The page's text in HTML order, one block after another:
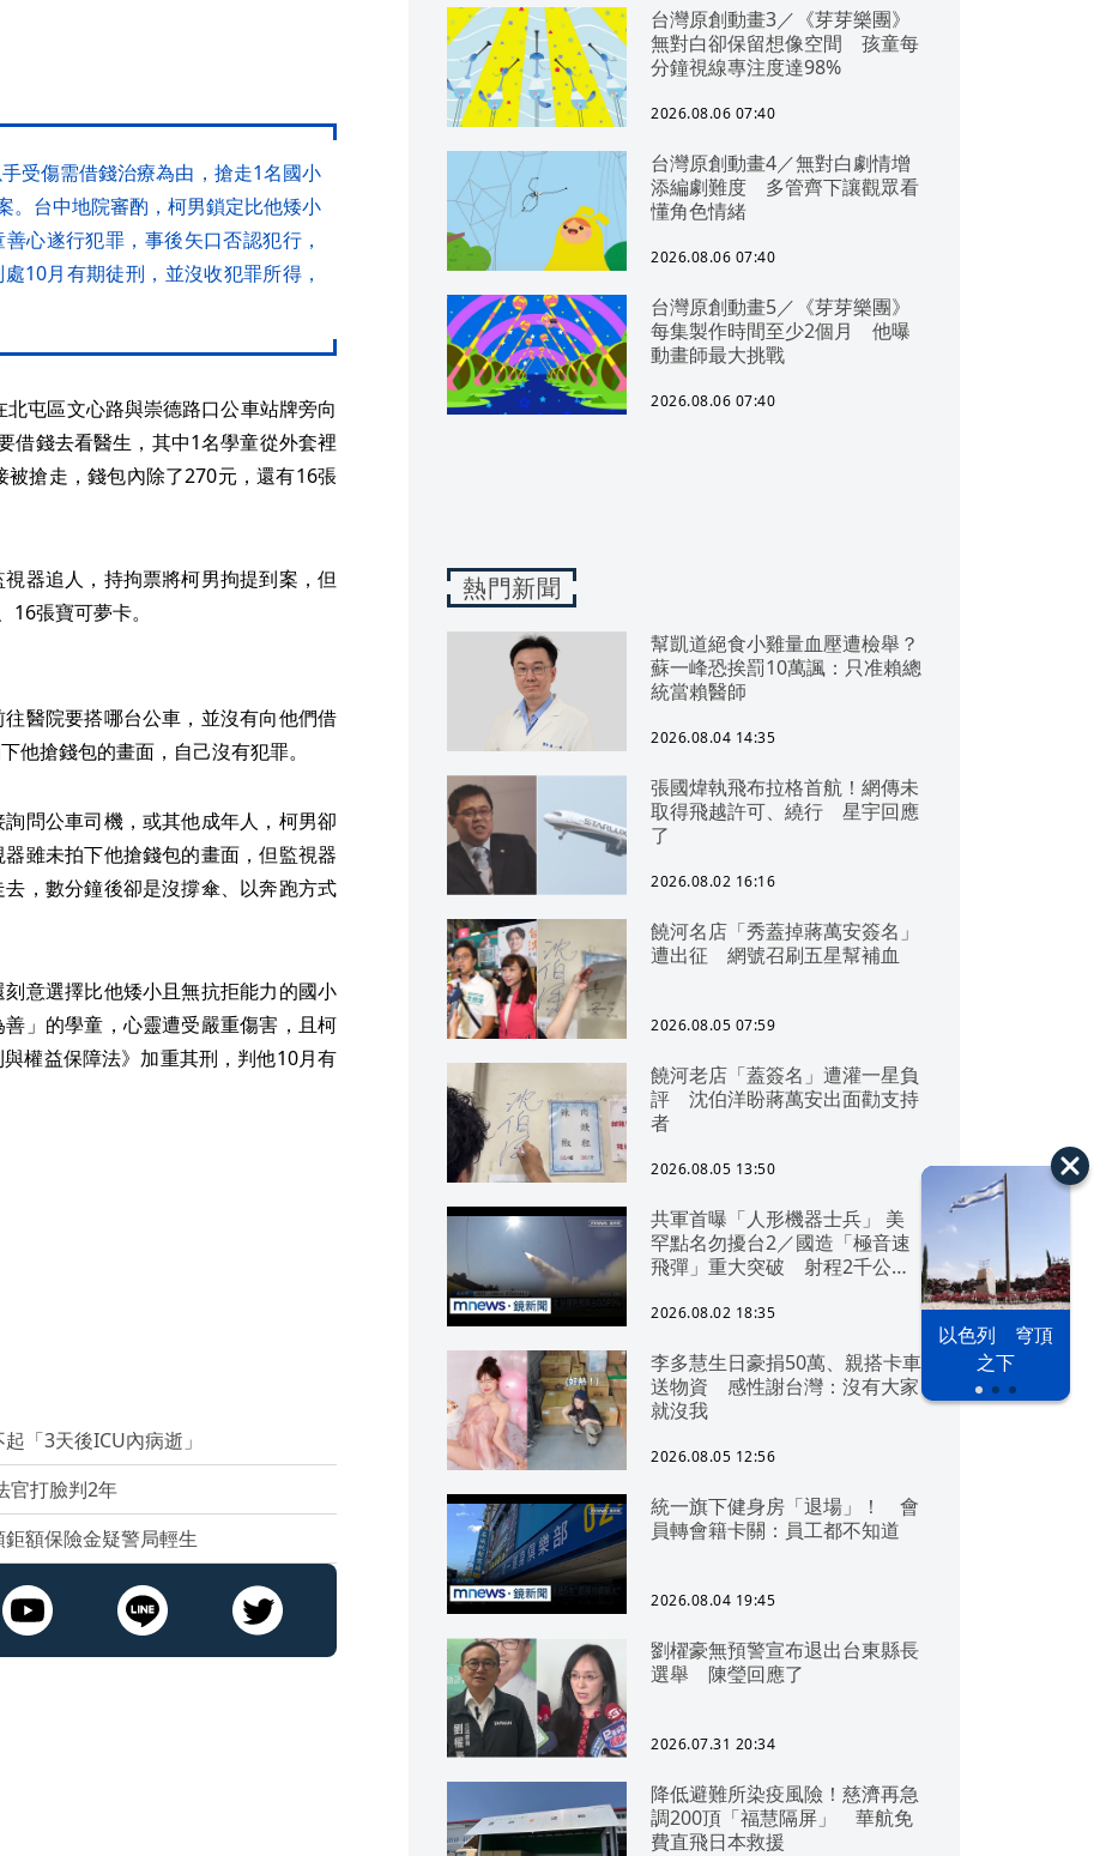
以色列 穹頂
之下
受傷需借錢治療為由，搶走1名國小
。台中地院審酌，柯男鎖定比他矮小
心遂行犯罪，事後矢口否認犯行，
10月有期徒刑，並沒收犯罪所得，
屯區文心路與崇德路口公車站牌旁向
借錢去看醫生，其中1名學童從外套裡
搶走，錢包內除了270元，還有16張
器追人，持拘票將柯男拘提到案，但
張寶可夢卡。
醫院要搭哪台公車，並沒有向他們借
他搶錢包的畫面，自己沒有犯罪。
問公車司機，或其他成年人，柯男卻
雖未拍下他搶錢包的畫面，但監視器
，數分鐘後卻是沒撐傘、以奔跑方式
意選擇比他矮小且無抗拒能力的國小
」的學童，心靈遭受嚴重傷害，且柯
權益保障法》加重其刑，判他10月有
「3天後ICU內病逝」
官打臉判2年
額保險金疑警局輕生
台灣原創動畫3／《芽芽樂團》
無對白卻保留想像空間 孩童每
分鐘視線專注度達98%
2026.08.06 07:40
台灣原創動畫4／無對白劇情增
添編劇難度 多管齊下讓觀眾看
懂角色情緒
2026.08.06 07:40
台灣原創動畫5／《芽芽樂團》
每集製作時間至少2個月 他曝
動畫師最大挑戰
2026.08.06 07:40
熱門新聞
幫凱道絕食小雞量血壓遭檢舉？
蘇一峰恐挨罰10萬諷：只准賴總
統當賴醫師
2026.08.04 14:35
張國煒執飛布拉格首航！網傳未
取得飛越許可、繞行 星宇回應
了
2026.08.02 16:16
饒河名店「秀蓋掉蔣萬安簽名」
遭出征 網號召刷五星幫補血
2026.08.05 07:59
饒河老店「蓋簽名」遭灌一星負
評 沈伯洋盼蔣萬安出面勸支持
者
2026.08.05 13:50
共軍首曝「人形機器士兵」 美
罕點名勿擾台2／國造「極音速
飛彈」重大突破 射程2千公里
2026.08.02 18:35
李多慧生日豪捐50萬、親搭卡車
送物資 感性謝台灣：沒有大家
就沒我
2026.08.05 12:56
統一旗下健身房「退場」！ 會
員轉會籍卡關：員工都不知道
2026.08.04 19:45
劉櫂豪無預警宣布退出台東縣長
選舉 陳瑩回應了
2026.07.31 20:34
降低避難所染疫風險！慈濟再急
調200頂「福慧隔屏」 華航免
費直飛日本救援